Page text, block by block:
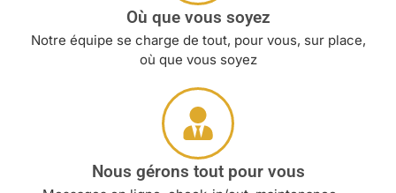
Où que vous soyez
Notre équipe se charge de tout, pour vous, sur place,
où que vous soyez
Nous gérons tout pour vous